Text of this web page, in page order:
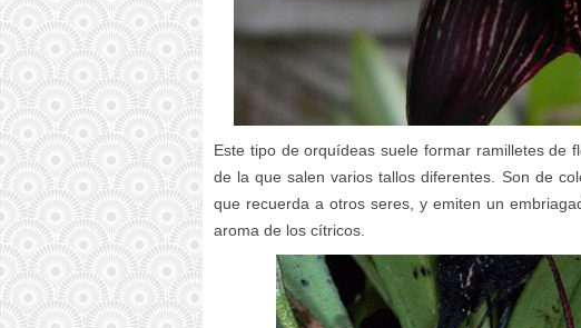
Este tipo de orquídeas suele formar ramilletes de
de la que salen varios tallos diferentes. Son de
que recuerda a otros seres, y emiten un
aroma de los cítricos.